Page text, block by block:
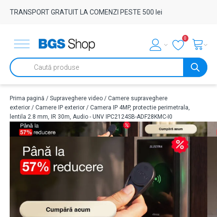
TRANSPORT GRATUIT LA COMENZI PESTE 500 lei
0
Products
search
Prima pagină / Supraveghere video / Camere supraveghere
exterior / Camere IP exterior / Camera IP 4MP, protectie perimetrala,
lentila 2.8 mm, IR 30m, Audio - UNV IPC2124SB-ADF28KMC-I0